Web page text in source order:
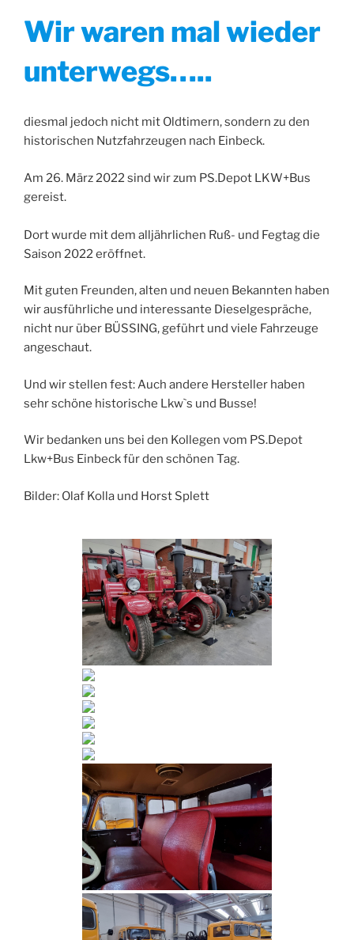
Wir waren mal wieder
unterwegs…..
diesmal jedoch nicht mit Oldtimern, sondern zu den
historischen Nutzfahrzeugen nach Einbeck.
Am 26. März 2022 sind wir zum PS.Depot LKW+Bus
gereist.
Dort wurde mit dem alljährlichen Ruß- und Fegtag die
Saison 2022 eröffnet.
Mit guten Freunden, alten und neuen Bekannten haben
wir ausführliche und interessante Dieselgespräche,
nicht nur über BÜSSING, geführt und viele Fahrzeuge
angeschaut.
Und wir stellen fest: Auch andere Hersteller haben
sehr schöne historische Lkw`s und Busse!
Wir bedanken uns bei den Kollegen vom PS.Depot
Lkw+Bus Einbeck für den schönen Tag.
Bilder: Olaf Kolla und Horst Splett